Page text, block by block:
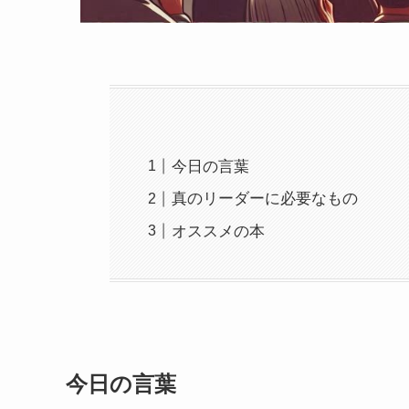
今日の言葉
真のリーダーに必要なもの
オススメの本
今日の言葉